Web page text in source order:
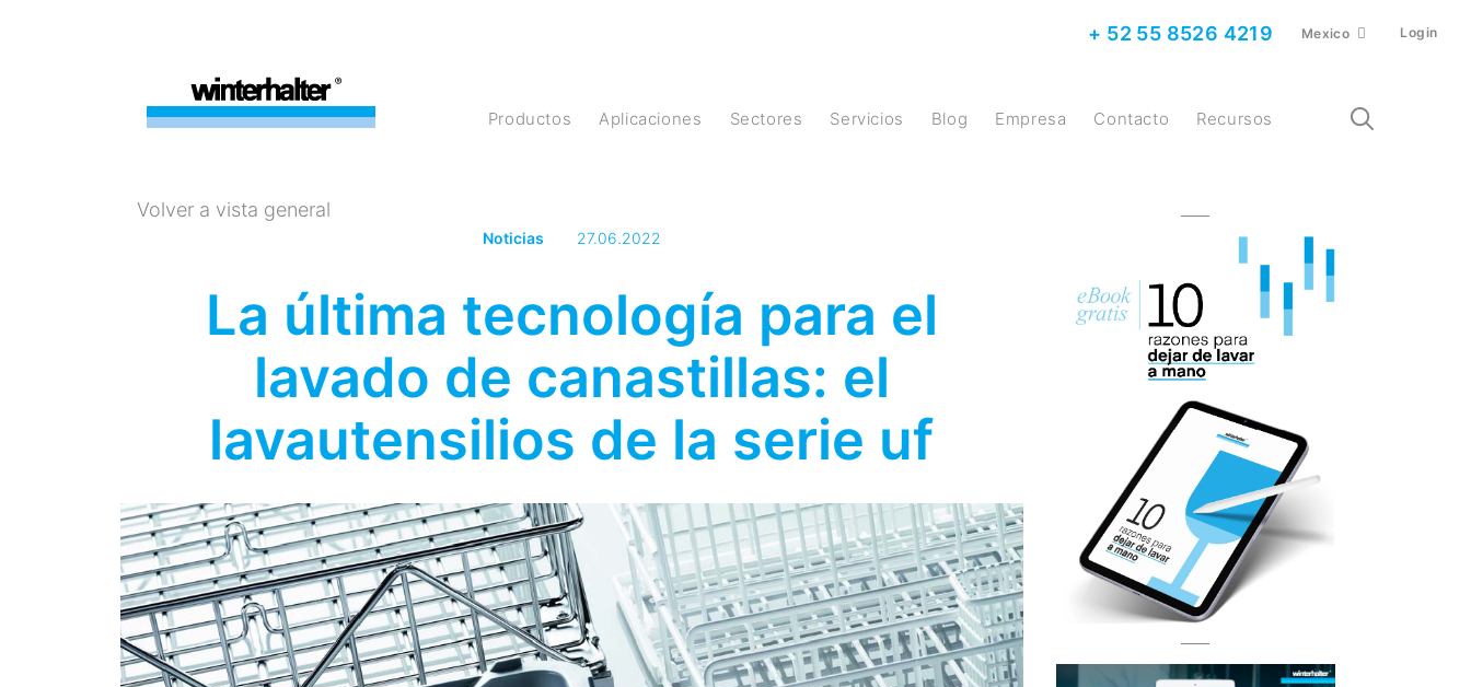
+ 52 55 8526 4219 Mexico Login
Productos Aplicaciones Sectores Servicios Blog Empresa Contacto Recursos
Volver a vista general
Noticias 27.06.2022
La última tecnología para el
lavado de canastillas: el
lavautensilios de la serie uf